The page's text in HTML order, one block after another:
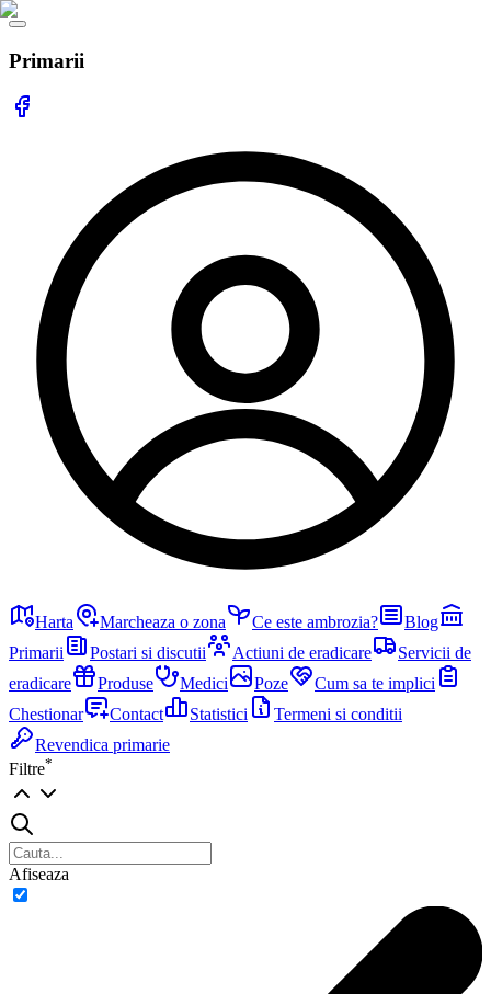
Primarii
Harta Marcheaza o zona Ce este ambrozia?
Blog
Primarii
Postari si discutii Actiuni de eradicare
Servicii de
eradicare
Produse Medici Poze
Cum sa te implici
Chestionar
Contact Statistici
Termeni si conditii
Revendica primarie
Filtre*
Afiseaza